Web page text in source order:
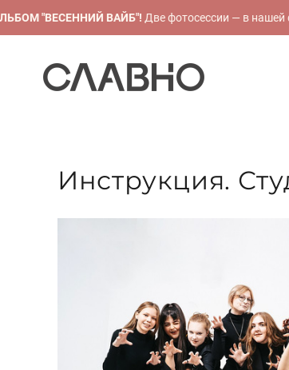
Инструкция.
"ВЕСЕННИЙ ВАЙБ"!Две фотосессии — в нашей